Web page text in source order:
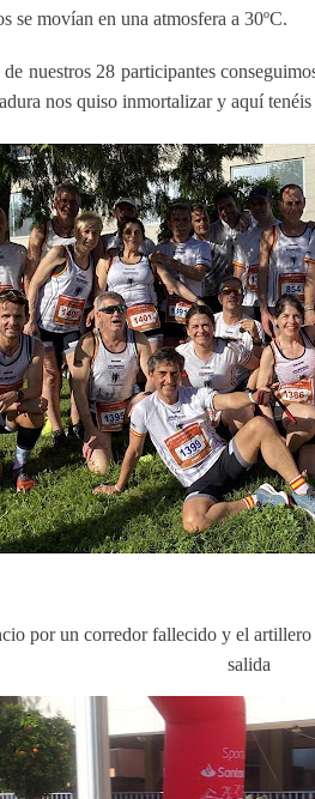
se movían en una atmosfera a 30ºC.
nuestros 28 participantes
nos quiso inmortalizar y aquí
por un corredor fallecido y el artillero
salida